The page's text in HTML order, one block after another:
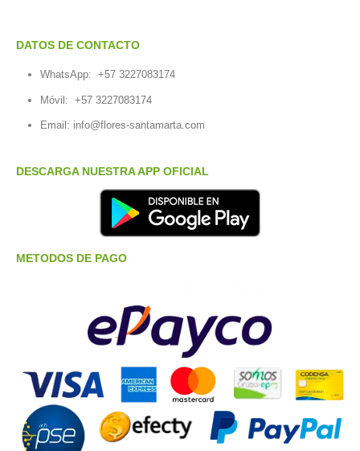
DATOS DE CONTACTO
WhatsApp: +57 3227083174
Móvil: +57 3227083174
Email: info@flores-santamarta.com
DESCARGA NUESTRA APP OFICIAL
METODOS DE PAGO